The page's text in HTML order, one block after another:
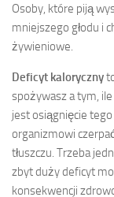
Osoby, które piją
mniejszego głodu i
żywieniowe.
Deficyt kaloryczny
spożywasz a tym,
jest osiągnięcie
organizmowi
tłuszczu. Trzeba
zbyt duży deficyt
konsekwencji